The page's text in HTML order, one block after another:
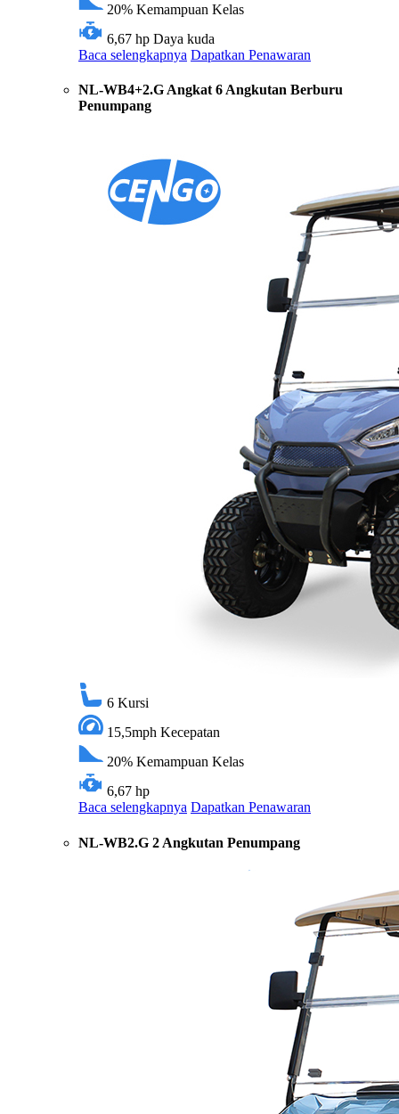
20% Kemampuan Kelas
6,67 hp Daya kuda
Baca selengkapnya Dapatkan Penawaran
NL-WB4+2.G Angkat 6 Angkutan Berburu
Penumpang
6 Kursi
15,5mph Kecepatan
20% Kemampuan Kelas
6,67 hp
Baca selengkapnya Dapatkan Penawaran
NL-WB2.G 2 Angkutan Penumpang